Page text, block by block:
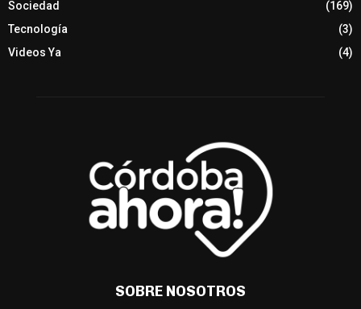
Sociedad
(169)
Tecnología
(3)
Videos Ya
(4)
SOBRE NOSOTROS